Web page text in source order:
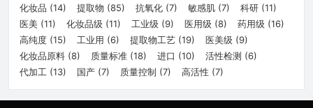
化妆品 (14) 提取物 (85) 抗氧化 (7) 敏感肌 (7) 科研 (11)
医美 (11) 化妆品级 (11) 工业级 (9) 医用级 (8) 药用级 (16)
高纯度 (15) 工业用 (6) 提取物工艺 (19) 医美级 (9)
化妆品原料 (8) 质量标准 (18) 进口 (10) 活性检测 (6)
代加工 (13) 国产 (7) 质量控制 (7) 高活性 (7)